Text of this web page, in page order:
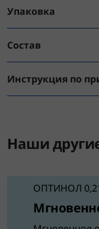
Упаковка
Состав
Инструкция по
Наши
ОПТИНОЛ